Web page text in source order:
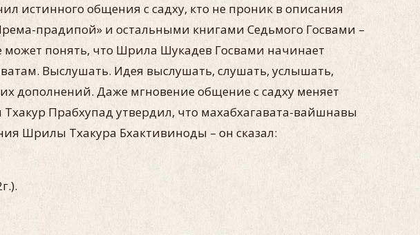
истинного общения с садху, кто не проник в описания
прадипой» и остальными книгами Седьмого Госвами –
может понять, что Шрила Шукадев Госвами начинает
Выслушать. Идея выслушать, слушать, услышать,
дополнений. Даже мгновение общение с садху меняет
Прабхупад утвердил, что махабхагавата-вайшнавы
Шрилы Тхакура Бхактивиноды – он сказал: